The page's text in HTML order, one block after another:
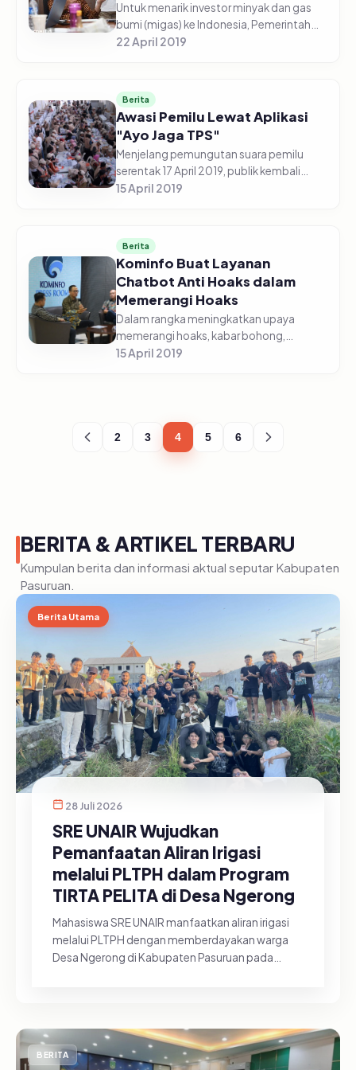
Untuk menarik investor minyak dan gas
bumi (migas) ke Indonesia, Pemerintah
berencana akan menggratiskan raw data
22 April 2019
Berita
Awasi Pemilu Lewat Aplikasi
"Ayo Jaga TPS"
Menjelang pemungutan suara pemilu
serentak 17 April 2019, publik kembali
diingatkan untuk berpartisipasi menjaga
15 April 2019
Berita
Kominfo Buat Layanan
Chatbot Anti Hoaks dalam
Memerangi Hoaks
Dalam rangka meningkatkan upaya
memerangi hoaks, kabar bohong,
informasi menyesatkan dan ujaran
15 April 2019
2 3 4 5 6
BERITA & ARTIKEL TERBARU
Kumpulan berita dan informasi aktual seputar Kabupaten
Pasuruan.
Berita Utama
28 Juli 2026
SRE UNAIR Wujudkan
Pemanfaatan Aliran Irigasi
melalui PLTPH dalam Program
TIRTA PELITA di Desa Ngerong
Mahasiswa SRE UNAIR manfaatkan aliran irigasi
melalui PLTPH dengan memberdayakan warga
Desa Ngerong di Kabupaten Pasuruan pada
BERITA